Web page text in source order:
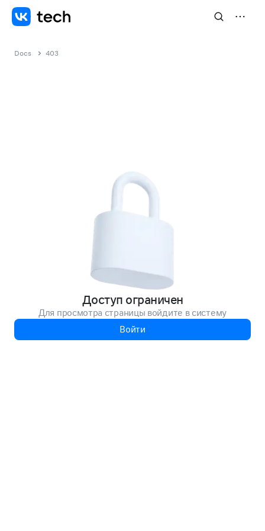
Docs 403
Доступ ограничен
Для просмотра страницы войдите в систему
Войти